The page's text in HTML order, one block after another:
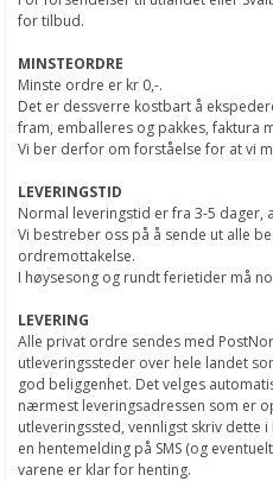
for tilbud.
MINSTEORDRE
Minste ordre er kr 0,-.
Det er dessverre kostbart å
fram, emballeres og pakkes, faktura
Vi ber derfor om forståelse for at vi
LEVERINGSTID
Normal leveringstid er fra 3-5 dager,
Vi bestreber oss på å sende ut alle
ordremottakelse.
I høysesong og rundt ferietider må
LEVERING
Alle privat ordre sendes med
utleveringssteder over hele landet
god beliggenhet. Det velges
nærmest leveringsadressen som er
utleveringssted, vennligst skriv dette
en hentemelding på SMS (og
varene er klar for henting.